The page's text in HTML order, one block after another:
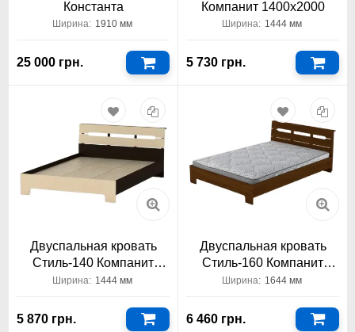
Константа
Ширина: 1910 мм
25 000 грн.
Компанит 1400x2000
Ширина: 1444 мм
5 730 грн.
Двуспальная кровать
Стиль-140 Компанит
1400x2000
Ширина: 1444 мм
5 870 грн.
Двуспальная кровать
Стиль-160 Компанит
1600x2000
Ширина: 1644 мм
6 460 грн.